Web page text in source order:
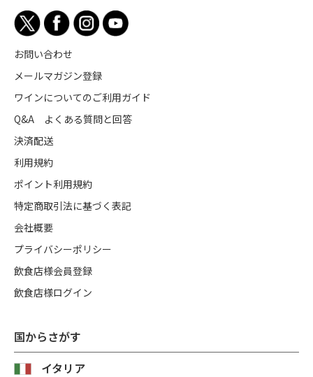
国からさがす
イタリア
お問い合わせ
メールマガジン登録
ワインについてのご利用ガイド
Q&A よくある質問と回答
決済配送
利用規約
ポイント利用規約
特定商取引法に基づく表記
会社概要
プライバシーポリシー
飲食店様会員登録
飲食店様ログイン